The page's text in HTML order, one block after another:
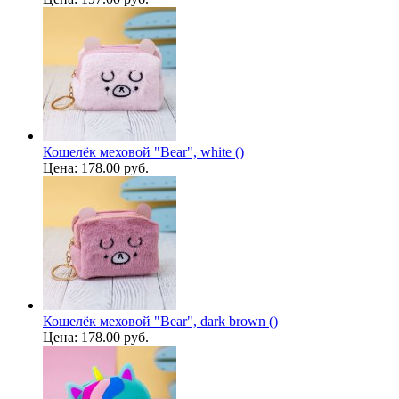
Кошелёк меховой "Bear", white ()
Цена: 178.00 руб.
Кошелёк меховой "Bear", dark brown ()
Цена: 178.00 руб.